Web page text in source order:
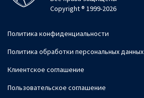
Copyright ® 1999-2026
Политика конфиденциальности
Политика обработки персональных данных
Клиентское соглашение
Пользовательское соглашение